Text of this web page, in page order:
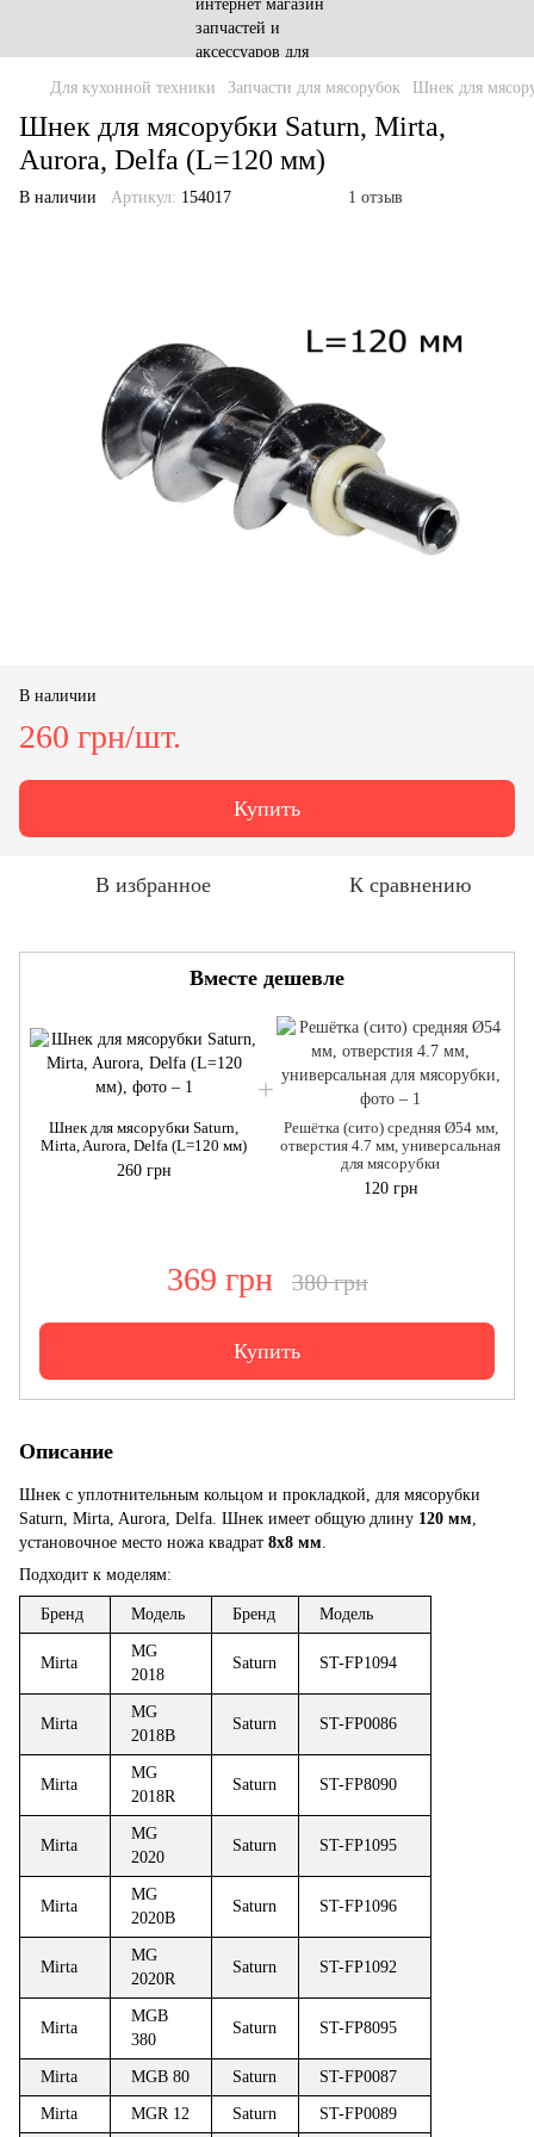
Для кухонной техники Запчасти для мясорубок Шнек для
Шнек для мясорубки Saturn, Mirta,
Aurora, Delfa (L=120 мм)
В наличии Артикул: 154017 1 отзыв
В наличии
260 грн/шт.
Купить
В избранное К сравнению
Вместе дешевле
Шнек для мясорубки Saturn,
Mirta, Aurora, Delfa (L=120 мм)
260 грн
Решётка (сито) средняя Ø54 мм,
отверстия 4.7 мм, универсальная
для мясорубки
120 грн
369 грн 380 грн
Купить
Описание
Шнек с уплотнительным кольцом и прокладкой, для мясорубки
Saturn, Mirta, Aurora, Delfa. Шнек имеет общую длину 120 мм
установочное место ножа квадрат 8x8 мм
Подходит к моделям:
Бренд Модель Бренд Модель
Mirta
MG
2018
Saturn ST-FP1094
Mirta
MG
2018B
Saturn ST-FP0086
Mirta
MG
2018R
Saturn ST-FP8090
Mirta
MG
2020
Saturn ST-FP1095
Mirta
MG
2020B
Saturn ST-FP1096
Mirta
MG
2020R
Saturn ST-FP1092
Mirta
MGB
380
Saturn ST-FP8095
Mirta MGB 80 Saturn ST-FP0087
Mirta MGR 12 Saturn ST-FP0089